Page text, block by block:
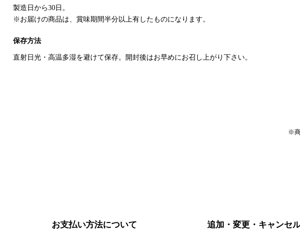
製造日から30日。
※お届けの商品は、賞味期間半分以上有したものになります。
保存方法
直射日光・高温多湿を避けて保存。開封後はお早めにお召し上がり下さい。
※
お支払い方法について 追加・変更・キャンセ